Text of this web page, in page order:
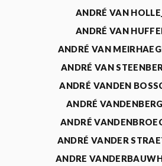
ANDRÉ VAN
ANDRÉ VAN
ANDRÉ VAN
ANDRÉ VAN
ANDRÉ VANDEN
ANDRÉ
ANDRÉ
ANDRÉ VANDER
ANDRE